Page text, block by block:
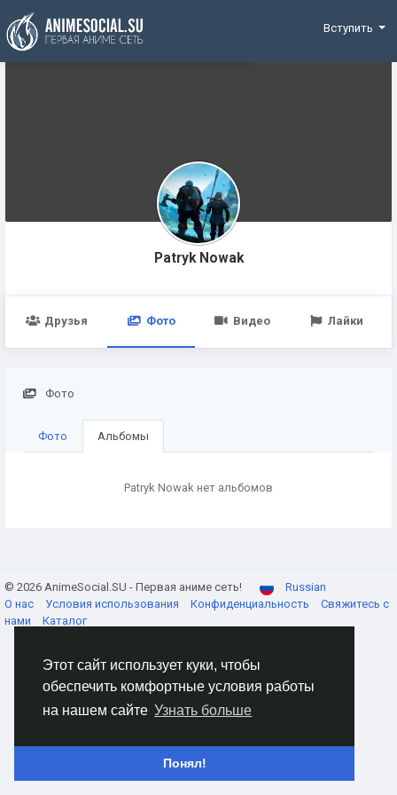
Этот сайт использует куки, чтобы
обеспечить комфортные условия работы
на нашем сайте Узнать больше
Понял!
Funding
Вступить
Patryk Nowak
Друзья Фото Видео Лайки
Фото
Фото Альбомы
Patryk Nowak нет альбомов
© 2026 AnimeSocial.SU - Первая аниме сеть!
Russian
О нас
Условия использования Конфиденциальность
Свяжитесь с
нами
Каталог